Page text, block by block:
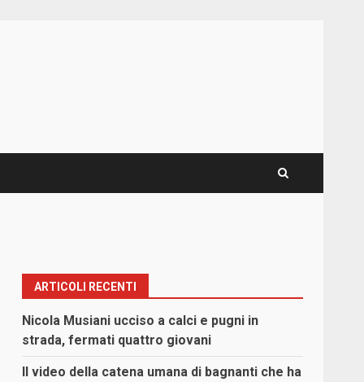
ARTICOLI RECENTI
Nicola Musiani ucciso a calci e pugni in
strada, fermati quattro giovani
Il video della catena umana di bagnanti che ha